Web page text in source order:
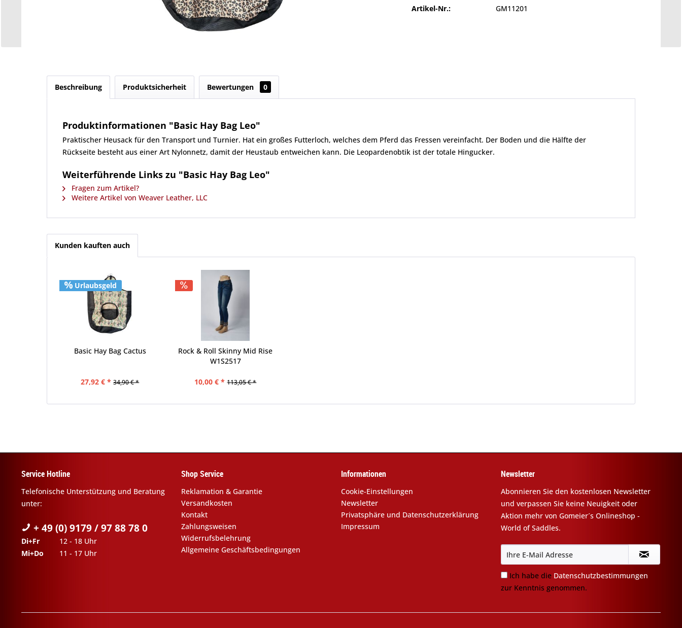
Artikel-Nr.: GM11201
Beschreibung Produktsicherheit Bewertungen 0
Produktinformationen "Basic Hay Bag Leo"
Praktischer Heusack für den Transport und Turnier. Hat ein großes Futterloch, welches dem Pferd das Fressen vereinfacht. Der Boden und die Hälfte der
Rückseite besteht aus einer Art Nylonnetz, damit der Heustaub entweichen kann. Die Leopardenobtik ist der totale Hingucker.
Weiterführende Links zu "Basic Hay Bag Leo"
Fragen zum Artikel?
Weitere Artikel von Weaver Leather, LLC
Kunden kauften auch
Urlaubsgeld
Basic Hay Bag Cactus
27,92 € * 34,90 € *
Rock & Roll Skinny Mid Rise
W1S2517
10,00 € * 113,05 € *
Service Hotline
Telefonische Unterstützung und Beratung
unter:
+ 49 (0) 9179 / 97 88 78 0
Di+Fr
12 - 18 Uhr
Mi+Do
11 - 17 Uhr
Shop Service
Reklamation & Garantie
Versandkosten
Kontakt
Zahlungsweisen
Widerrufsbelehrung
Allgemeine Geschäftsbedingungen
Informationen
Cookie-Einstellungen
Newsletter
Privatsphäre und Datenschutzerklärung
Impressum
Newsletter
Abonnieren Sie den kostenlosen Newsletter
und verpassen Sie keine Neuigkeit oder
Aktion mehr von Gomeier´s Onlineshop -
World of Saddles.
Ich habe die Datenschutzbestimmungen
zur Kenntnis genommen.